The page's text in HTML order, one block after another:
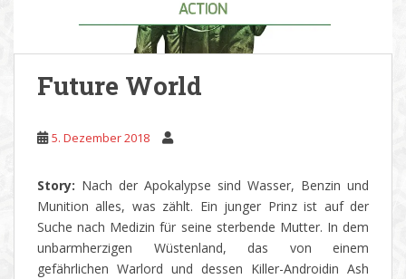
Future World
5. Dezember 2018
Story: Nach der Apokalypse sind Wasser, Benzin und
Munition alles, was zählt. Ein junger Prinz ist auf der
Suche nach Medizin für seine sterbende Mutter. In dem
unbarmherzigen Wüstenland, das von einem
gefährlichen Warlord und dessen Killer-Androidin Ash